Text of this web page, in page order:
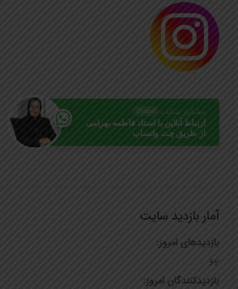
مشاور سایت Online
ارتباط آنلاین با استاد فاطمه بهرامی
از طریق چت واتساپ
آمار بازدید سایت
بازدیدهای امروز:
62
بازدیدکنندگان امروز: